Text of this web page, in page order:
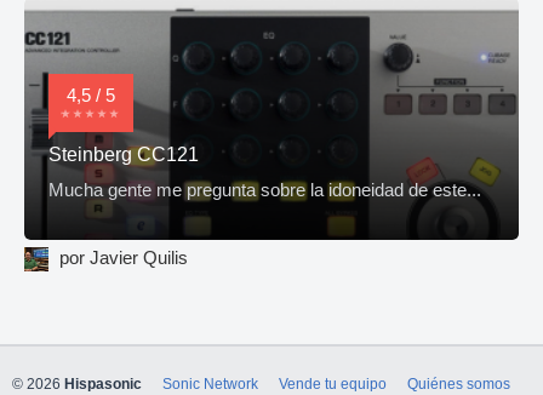
4,5 / 5
Steinberg CC121
Mucha gente me pregunta sobre la idoneidad de este...
por Javier Quilis
© 2026 Hispasonic Sonic Network Vende tu equipo Quiénes somos